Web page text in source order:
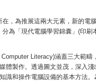
在，為推展這兩大元素，新的電
為「現代電腦學習錦囊」(印刷
Literacy)涵蓋三大範疇
體製作。透過圖文並茂，深入淺
識和操作電腦設備的基本方法。